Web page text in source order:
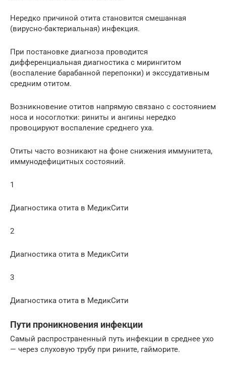
Нередко причиной отита становится смешанная
(вирусно-бактериальная) инфекция.
При постановке диагноза проводится
дифференциальная диагностика с мирингитом
(воспаление барабанной перепонки) и экссудативным
средним отитом.
Возникновение отитов напрямую связано с состоянием
носа и носоглотки: риниты и ангины нередко
провоцируют воспаление среднего уха.
Отиты часто возникают на фоне снижения иммунитета,
иммунодефицитных состояний.
1
Диагностика отита в МедикСити
2
Диагностика отита в МедикСити
3
Диагностика отита в МедикСити
Пути проникновения инфекции
Самый распространенный путь инфекции в среднее ухо
— через слуховую трубу при рините, гайморите.